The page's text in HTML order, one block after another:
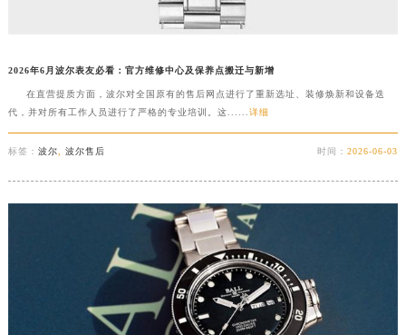
2026年6月波尔表友必看：官方维修中心及保养点搬迁与新增
在直营提质方面，波尔对全国原有的售后网点进行了重新选址、装修焕新和设备迭
代，并对所有工作人员进行了严格的专业培训。这...... 详细
标签： 波尔 波尔售后 时间：2026-06-03